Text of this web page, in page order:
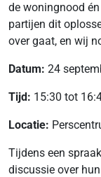
de woningnood
partijen dit
over gaat, en wij
Datum: 24
Tijd: 15:30 tot
Locatie:
Tijdens een
discussie over